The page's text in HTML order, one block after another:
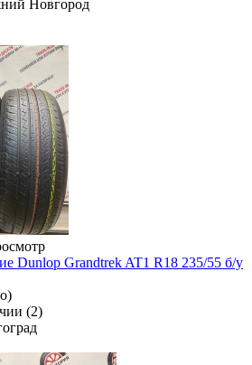
Новгород
Dunlop Grandtrek AT1 R18 235/55 б/у
(2)